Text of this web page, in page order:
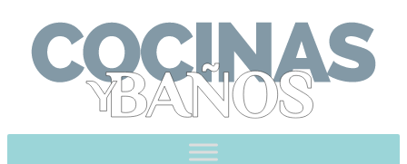
content